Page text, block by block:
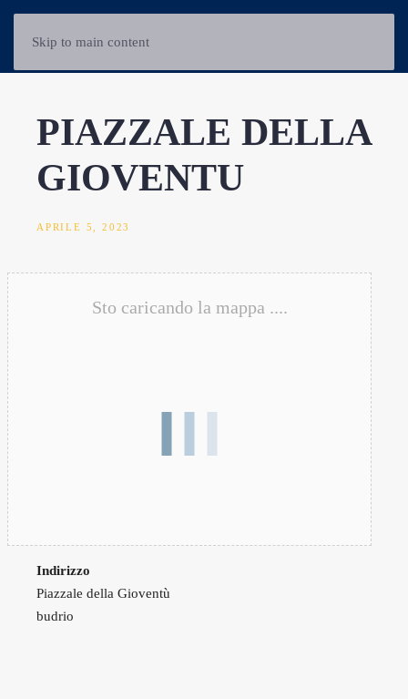
Skip to main content
PIAZZALE DELLA
GIOVENTU
APRILE 5, 2023
Sto caricando la mappa ....
Indirizzo
Piazzale della Gioventù
budrio